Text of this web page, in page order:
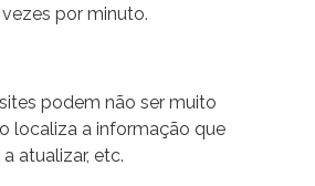
por minuto.
podem não ser muito
localiza a informação que
atualizar, etc.